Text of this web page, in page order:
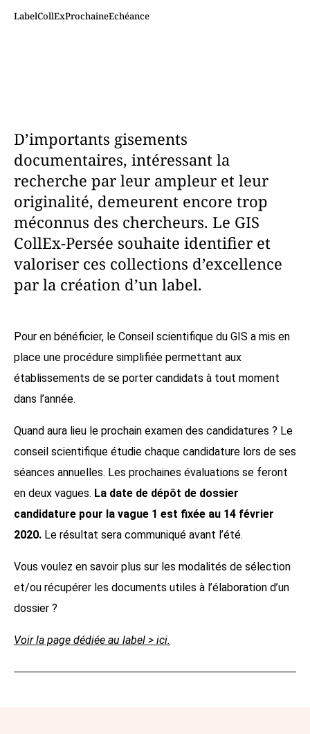
LabelCollExProchaineEchéance
D’importants gisements
documentaires, intéressant la
recherche par leur ampleur et leur
originalité, demeurent encore trop
méconnus des chercheurs. Le GIS
CollEx-Persée souhaite identifier et
valoriser ces collections d’excellence
par la création d’un label.
Pour en bénéficier, le Conseil scientifique du GIS a mis en
place une procédure simplifiée permettant aux
établissements de se porter candidats à tout moment
dans l’année.
Quand aura lieu le prochain examen des candidatures ? Le
conseil scientifique étudie chaque candidature lors de ses
séances annuelles. Les prochaines évaluations se feront
en deux vagues. La date de dépôt de dossier
candidature pour la vague 1 est fixée au 14 février
2020. Le résultat sera communiqué avant l’été.
Vous voulez en savoir plus sur les modalités de sélection
et/ou récupérer les documents utiles à l’élaboration d’un
dossier ?
Voir la page dédiée au label > ici.